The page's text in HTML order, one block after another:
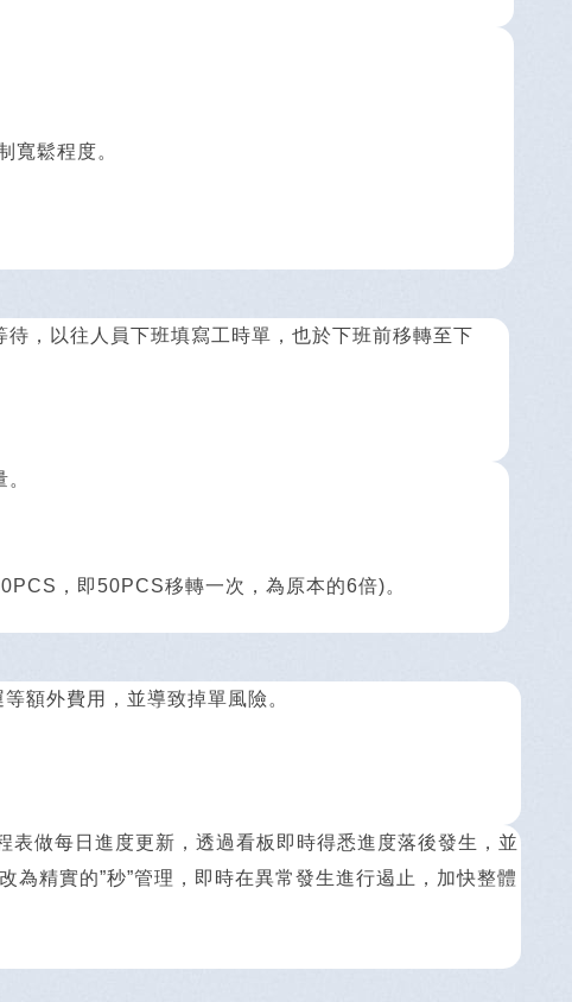
寬鬆程度。
，以往人員下班填寫工時單，也於下班前移轉至下
，即50PCS移轉一次，為原本的6倍)。
額外費用，並導致掉單風險。
做每日進度更新，透過看板即時得悉進度落後發生，並
精實的”秒”管理，即時在異常發生進行遏止，加快整體